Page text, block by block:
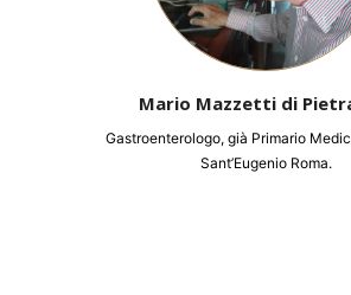
Mario Mazzetti di
Gastroenterologo, già Primario
Sant’Eugenio Roma.